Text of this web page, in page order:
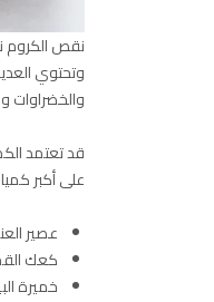
وتحتوي
والخضراوات
قد تعتمد
على أكبر
عصير العنب (7.5
كعك القمح
خميرة البيرة (3.3